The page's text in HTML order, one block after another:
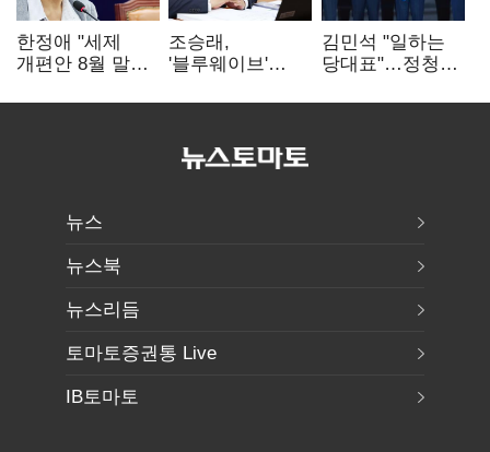
한정애 "세제
개편안 8월 말
공급도 논의"
조승래,
'블루웨이브'
사과 "무거운
김민석 "일하는
당대표"…정청래
중요"
뉴스
뉴스북
뉴스리듬
토마토증권통 Live
IB토마토